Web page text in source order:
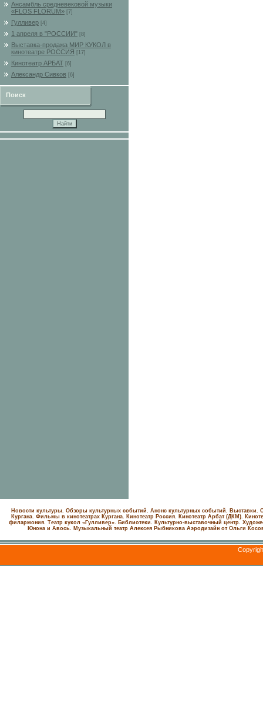
Ансамбль средневековой музыки
«FLOS FLORUM» [7]
Гулливер [4]
1 апреля в "РОССИИ" [8]
Выставка-продажа МИР КУКОЛ в
кинотеатре РОССИЯ
[17]
Кинотеатр АРБАТ [6]
Александр Сивков [6]
Поиск
Новости культуры. Обзоры культурных событий. Анонс культурных событий. Выставки.
Кургана. Фильмы в кинотеатрах Кургана.
Кинотеатр Россия. Кинотеатр Арбат (ДКМ).
филармония. Театр кукол «Гулливер». Библиотеки. Культурно-выставочный центр.
Юнона и Авось. Музыкальный театр Алексея Рыбникова Аэродизайн от Ольги